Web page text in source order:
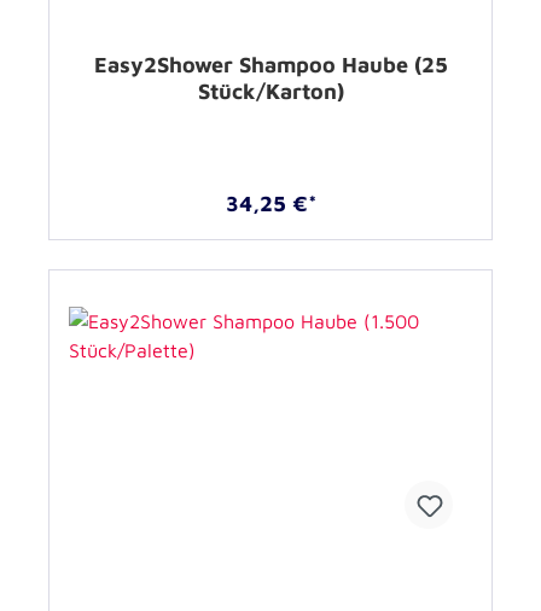
Easy2Shower Shampoo Haube (25
Stück/Karton)
34,25 €*